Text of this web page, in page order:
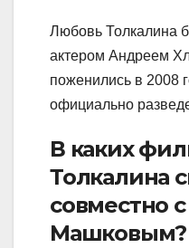
Любовь Толкалина
актером Андреем
поженились в 2008
официально
В каких
Толкалина
совместно
Машковым?